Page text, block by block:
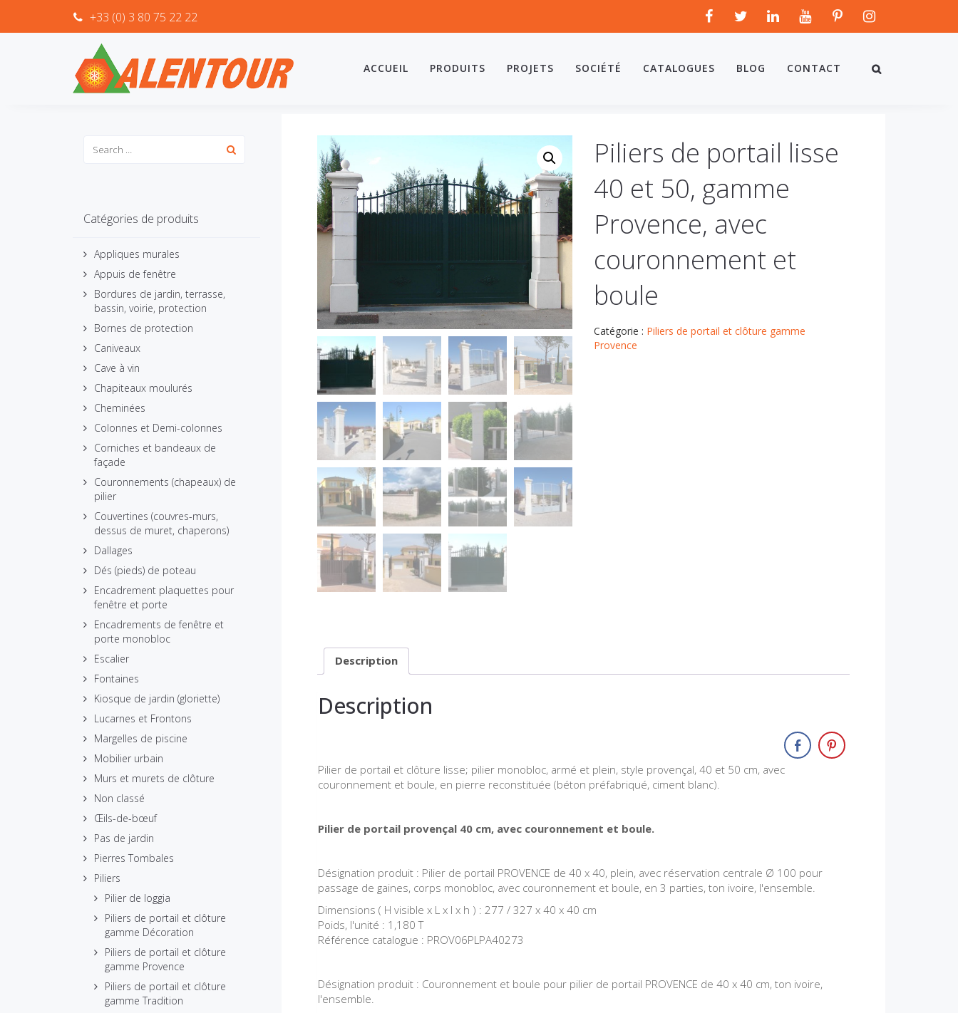
+33 (0) 3 80 75 22 22
ACCUEIL PRODUITS PROJETS SOCIÉTÉ CATALOGUES BLOG CONTACT
Catégories de produits
Appliques murales
Appuis de fenêtre
Bordures de jardin, terrasse,
bassin, voirie, protection
Bornes de protection
Caniveaux
Cave à vin
Chapiteaux moulurés
Cheminées
Colonnes et Demi-colonnes
Corniches et bandeaux de
façade
Couronnements (chapeaux) de
pilier
Couvertines (couvres-murs,
dessus de muret, chaperons)
Dallages
Dés (pieds) de poteau
Encadrement plaquettes pour
fenêtre et porte
Encadrements de fenêtre et
porte monobloc
Escalier
Fontaines
Kiosque de jardin (gloriette)
Lucarnes et Frontons
Margelles de piscine
Mobilier urbain
Murs et murets de clôture
Non classé
Œils-de-bœuf
Pas de jardin
Pierres Tombales
Piliers
Pilier de loggia
Piliers de portail et clôture
gamme Décoration
Piliers de portail et clôture
gamme Provence
Piliers de portail et clôture
gamme Tradition
Piliers de portail lisse
40 et 50, gamme
Provence, avec
couronnement et
boule
Catégorie : Piliers de portail et clôture gamme
Provence
Description
Description
Pilier de portail et clôture lisse; pilier monobloc, armé et plein, style provençal, 40 et 50 cm, avec
couronnement et boule, en pierre reconstituée (béton préfabriqué, ciment blanc).
Pilier de portail provençal 40 cm, avec couronnement et boule.
Désignation produit : Pilier de portail PROVENCE de 40 x 40, plein, avec réservation centrale Ø 100 pour
passage de gaines, corps monobloc, avec couronnement et boule, en 3 parties, ton ivoire, l'ensemble.
Dimensions ( H visible x L x l x h ) : 277 / 327 x 40 x 40 cm
Poids, l'unité : 1,180 T
Référence catalogue : PROV06PLPA40273
Désignation produit : Couronnement et boule pour pilier de portail PROVENCE de 40 x 40 cm, ton ivoire,
l'ensemble.